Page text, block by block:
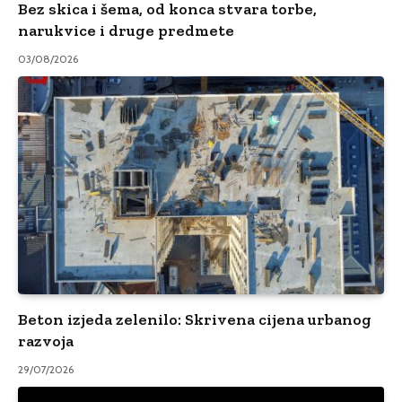
Bez skica i šema, od konca stvara torbe,
narukvice i druge predmete
03/08/2026
Beton izjeda zelenilo: Skrivena cijena urbanog
razvoja
29/07/2026